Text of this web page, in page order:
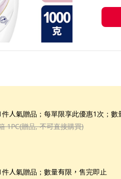
人氣贈品；每單限享此優惠1次；數
1PC(贈品, 不可直接購買)
人氣贈品；數量有限，售完即止